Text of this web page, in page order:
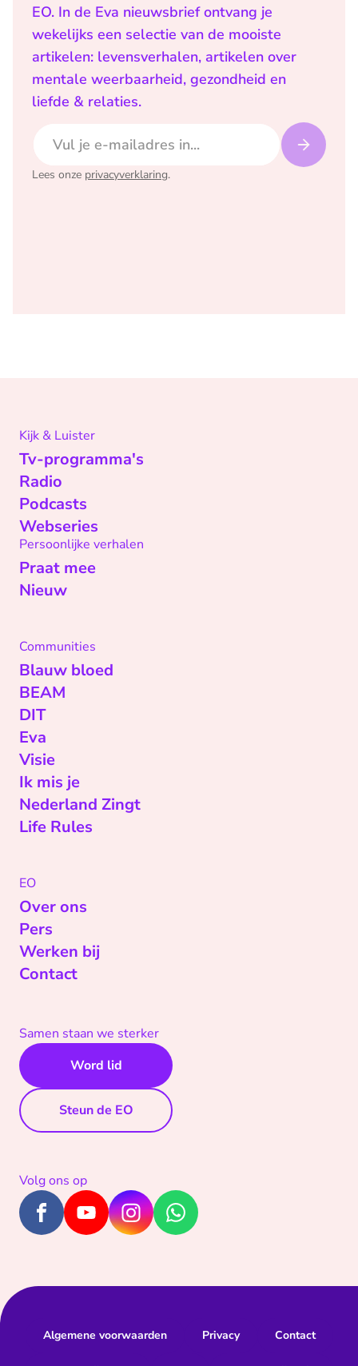
EO. In de Eva nieuwsbrief ontvang je
wekelijks een selectie van de mooiste
artikelen: levensverhalen, artikelen over
mentale weerbaarheid, gezondheid en
liefde & relaties.
Lees onze privacyverklaring.
Kijk & Luister
Tv-programma's
Radio
Podcasts
Webseries
Persoonlijke verhalen
Praat mee
Nieuw
Communities
Blauw bloed
BEAM
DIT
Eva
Visie
Ik mis je
Nederland Zingt
Life Rules
EO
Over ons
Pers
Werken bij
Contact
Samen staan we sterker
Word lid
Steun de EO
Volg ons op
Algemene voorwaarden Privacy Contact